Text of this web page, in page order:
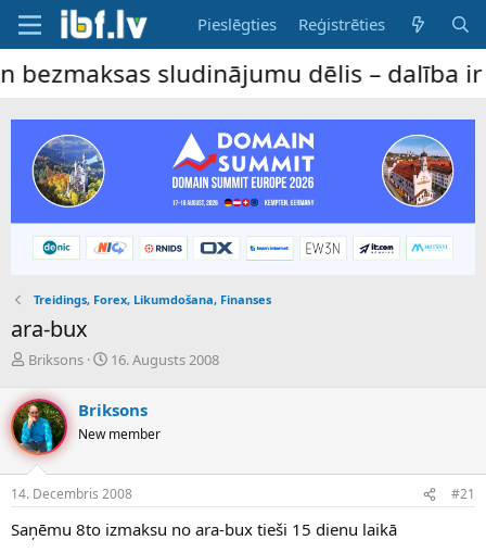
Pieslēgties Reģistrēties
sludinājumu dēlis – dalība ir
Treidings, Forex, Likumdošana, Finanses
ara-bux
P
v
e
d
i
e
n
u
Briksons
S
u
m
d
a
u
16. Augusts 2008
Briksons
New member
14. Decembris 2008 #21
Saņēmu 8to izmaksu no ara-bux tieši 15 dienu laikā